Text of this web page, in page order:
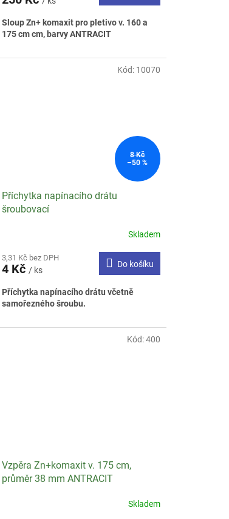
Sloup Zn+ komaxit pro pletivo v. 160 a
175 cm cm, barvy ANTRACIT
8 Kč
–50 %
Příchytka napínacího drátu
šroubovací
produktu
je
z
5
Skladem
3,31 Kč bez DPH
4 Kč / ks
Do košíku
Příchytka napínacího drátu včetně
samořezného šroubu.
Kód: 10070
Vzpěra Zn+komaxit v. 175 cm,
průměr 38 mm ANTRACIT
Skladem
Kód:400